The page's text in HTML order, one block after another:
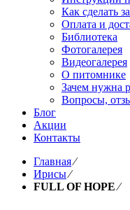
Как сделать
Оплата и
Библиотека
Фотогалерея
Видеогалерея
О питомнике
Зачем нужна
Вопросы,
Блог
Акции
Контакты
Главная⁄
Ирисы⁄
FULL OF HOPE⁄